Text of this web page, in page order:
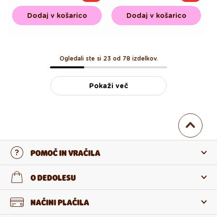
Dodaj v košarico Dodaj v košarico
Ogledali ste si 23 od 78 izdelkov.
Pokaži več
POMOČ IN VRAČILA
Stopi v stik z nami
Vračilo in reklamacija
O DEDOLESU
O nas NAČINI PLAČILA